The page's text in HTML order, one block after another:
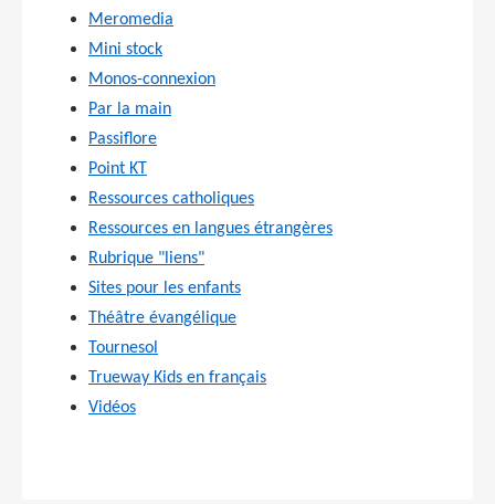
Meromedia
Mini stock
Monos-connexion
Par la main
Passiflore
Point KT
Ressources catholiques
Ressources en langues étrangères
Rubrique "liens"
Sites pour les enfants
Théâtre évangélique
Tournesol
Trueway Kids en français
Vidéos